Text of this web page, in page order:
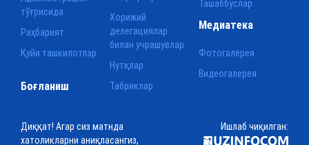
Хорижий
делегациялар
билан учрашувлар
Нутқлар
Табриклар
Ташаббуслар
тўғрисида
Раҳбарият
Қуйи ташкилотлар
Медиатека
Фотогалерея
Видеогалерея
Боғланиш
Диққат! Агар сиз матнда
хатоликларни аниқласангиз,
Ишлаб чиқилган: